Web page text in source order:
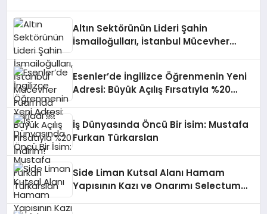
Altın Sektörünün Lideri Şahin
İsmailoğulları, İstanbul Mücevher
Esenler’de İngilizce Öğrenmenin Yeni
Adresi: Büyük Açılış Fırsatıyla %20
İş Dünyasında Öncü Bir İsim: Mustafa
Furkan Türkarslan
Side Liman Kutsal Alanı Hamam
Yapısının Kazı ve Onarımı Selectum